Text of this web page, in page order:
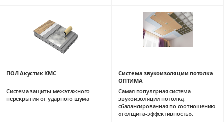
ПОЛ Акустик КМС
Система защиты межэтажного
перекрытия от ударного шума
Система звукоизоляции потолка
ОПТИМА
Самая популярная система
звукоизоляции потолка,
сбалансированная по соотношению
«толщина-эффективность».